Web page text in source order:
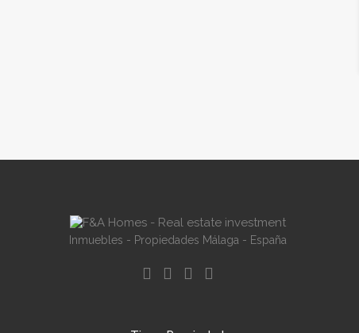
Inmuebles - Propiedades Málaga - España